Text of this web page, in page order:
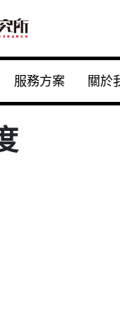
服務方案 關於